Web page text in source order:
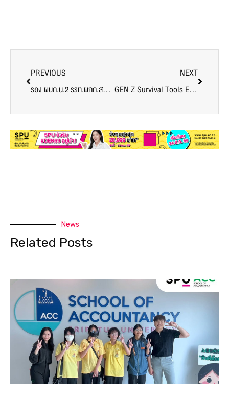
PREVIOUS
รอง ผบก.น.2 รรท.ผกก.สน.บางเขน อวยพรปีใหม่ 2565 อธิการบดี ม.ศรีปทุม
NEXT
GEN Z Survival Tools Ep 12 พบกับ คุณหมอขวัญชนก ในหัวข้อ เพศศึกษาฉบับ GEN Z
News
Related Posts